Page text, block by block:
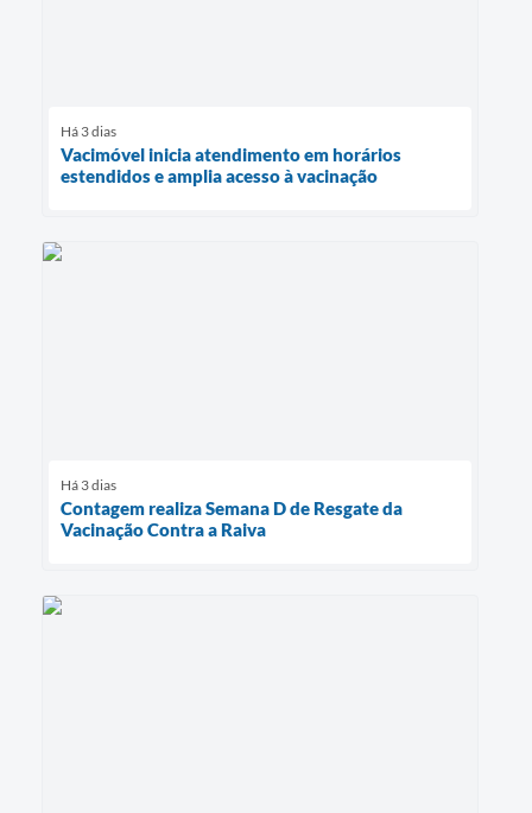
Há 3 dias
Vacimóvel inicia atendimento em horários
estendidos e amplia acesso à vacinação
Há 3 dias
Contagem realiza Semana D de Resgate da
Vacinação Contra a Raiva